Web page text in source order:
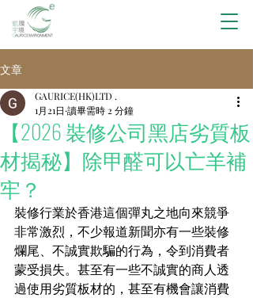
文章
【2026 裝修公司黑店劣質板
材揭秘】除甲醛可以亡羊補
牢？
GAURICE(HK)LTD .
1月21日 讀畢需時 2 分鐘
裝修行業於香港這個彈丸之地向來競爭
非常激烈，不少報道新聞亦有一些裝修
爛尾、不誠實欺騙的行為，令到消費者
蒙受損失。甚至有一些不誠實的商人透
過使用劣質板材的，甚至有機會讓消費